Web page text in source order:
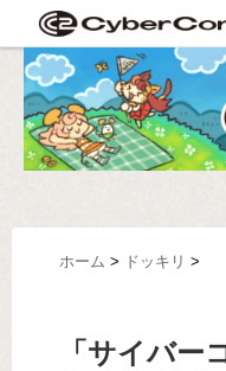
ホーム > ドッキリ >
「サイバー